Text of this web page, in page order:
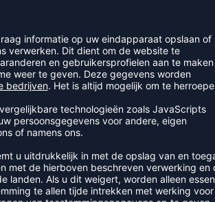
voor comfort
BEKEKEN